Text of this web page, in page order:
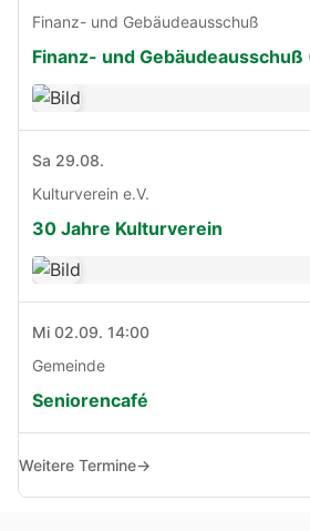
Finanz- und Gebäudeausschuß
Finanz- und Gebäudeausschuß
Sa 29.08.
Kulturverein e.V.
30 Jahre Kulturverein
Mi 02.09. 14:00
Gemeinde
Seniorencafé
Weitere Termine→